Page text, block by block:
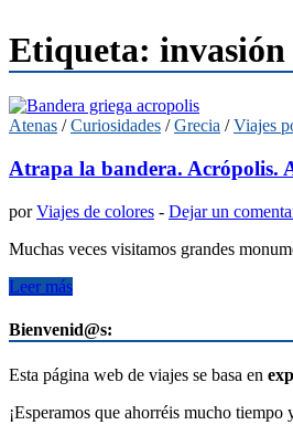
Etiqueta: invasión
Atenas /Curiosidades /Grecia /Viajes
Atrapa la bandera. Acrópolis.
porViajes de colores - Dejar un
Muchas veces visitamos grandes
Leer más
Bienvenid@s:
Esta página web de viajes se basa en
¡Esperamos que ahorréis mucho